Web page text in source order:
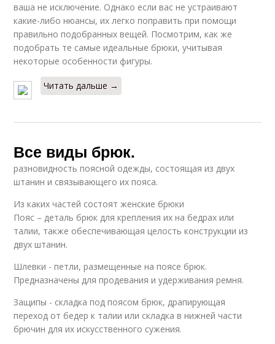
ваша не исключение. Однако если вас не устраивают
какие-либо нюансы, их легко поправить при помощи
правильно подобранных вещей. Посмотрим, как же
подобрать те самые идеальные брюки, учитывая
некоторые особенности фигуры.
Читать дальше →
Все виды брюк.
разновидность поясной одежды, состоящая из двух
штанин и связывающего их пояса.
Из каких частей состоят женские брюки
Пояс – деталь брюк для крепления их на бедрах или
талии, также обеспечивающая целость конструкции из
двух штанин.
Шлевки - петли, размещенные на поясе брюк.
Предназначены для продевания и удерживания ремня.
Защипы - складка под поясом брюк, драпирующая
переход от бедер к талии или складка в нижней части
брючин для их искусственного сужения.